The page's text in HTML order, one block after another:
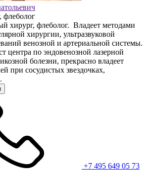
флеболог
хирург, флеболог. Владеет методами
хирургии, ультразвуковой
венозной и артериальной системы.
центра по эндовенозной лазерной
болезни, прекрасно владеет
при сосудистых звездочках,
+7 495 649 05 73